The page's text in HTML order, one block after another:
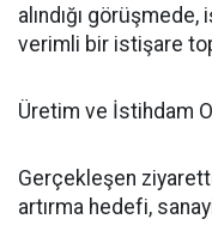
alındığı
verimli bir istişare
Üretim ve İstihdam
Gerçekleşen
artırma hedefi,